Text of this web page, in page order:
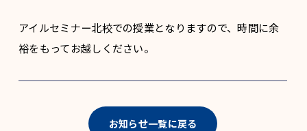
アイルセミナー北校での授業となりますので、時間に余
裕をもってお越しください。
お知らせ一覧に戻る